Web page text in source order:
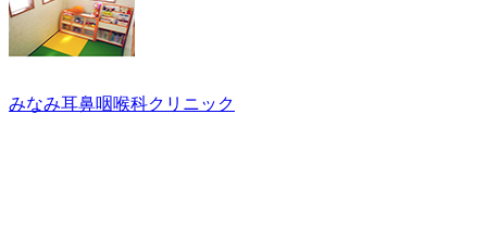
みなみ耳鼻咽喉科クリニック